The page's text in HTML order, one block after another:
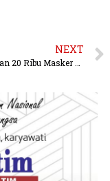
NEXT
Jaang Pesan 20 Ribu Masker di Dua Titik, Senin Mulai Dibagikan